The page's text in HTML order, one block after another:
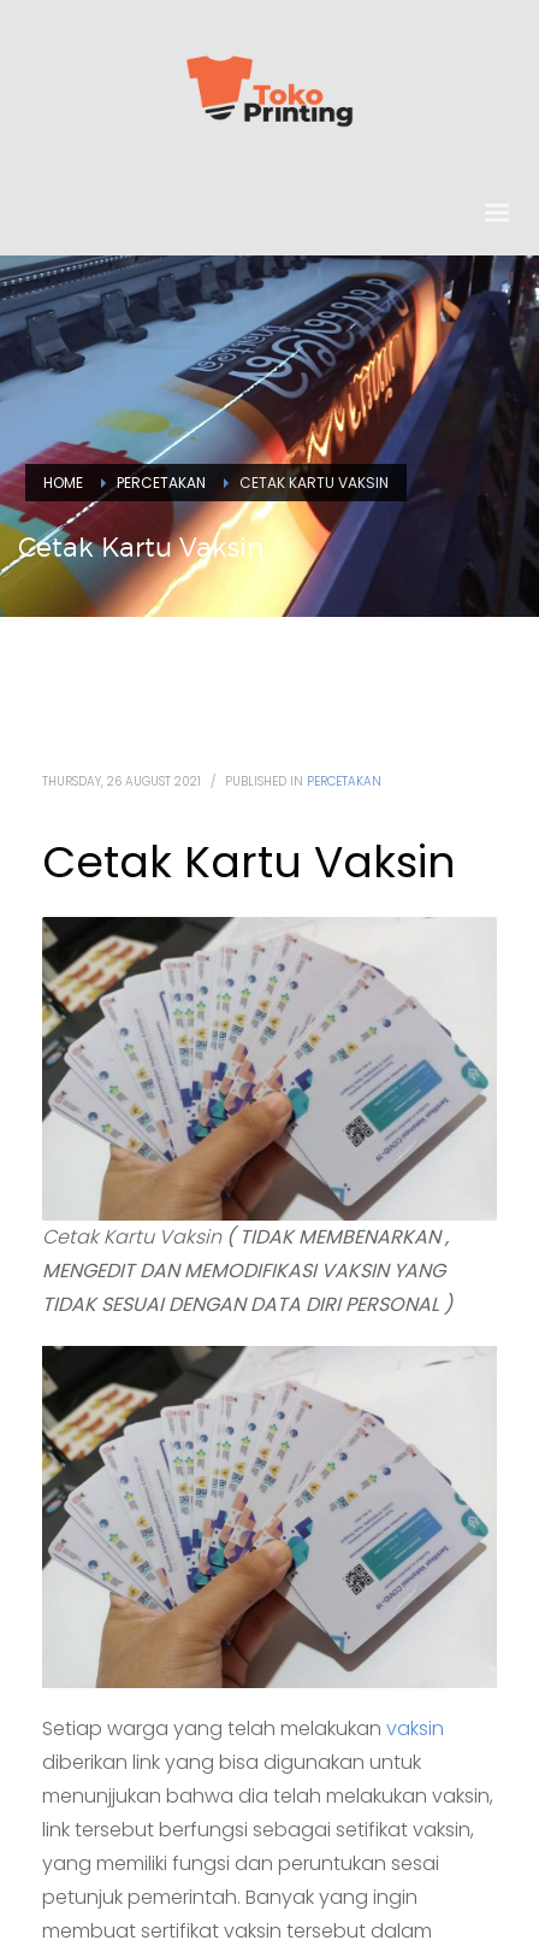
HOME PERCETAKAN CETAK KARTU VAKSIN
Cetak Kartu Vaksin
THURSDAY, 26 AUGUST 2021 / PUBLISHED IN PERCETAKAN
Cetak Kartu Vaksin
Cetak Kartu Vaksin ( TIDAK MEMBENARKAN ,
MENGEDIT DAN MEMODIFIKASI VAKSIN YANG
TIDAK SESUAI DENGAN DATA DIRI PERSONAL )
Setiap warga yang telah melakukan vaksin
diberikan link yang bisa digunakan untuk
menunjjukan bahwa dia telah melakukan vaksin,
link tersebut berfungsi sebagai setifikat vaksin,
yang memiliki fungsi dan peruntukan sesai
petunjuk pemerintah. Banyak yang ingin
membuat sertifikat vaksin tersebut dalam